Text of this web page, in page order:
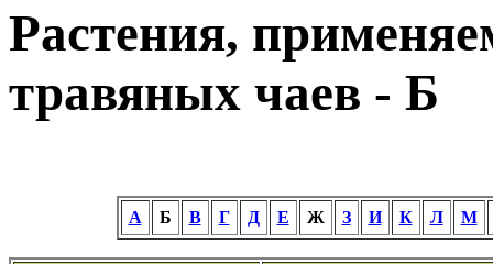
Растения,
травяных чаев - Б
А Б В Г Д Е Ж З И К Л М